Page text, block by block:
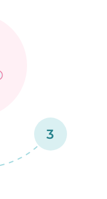
3